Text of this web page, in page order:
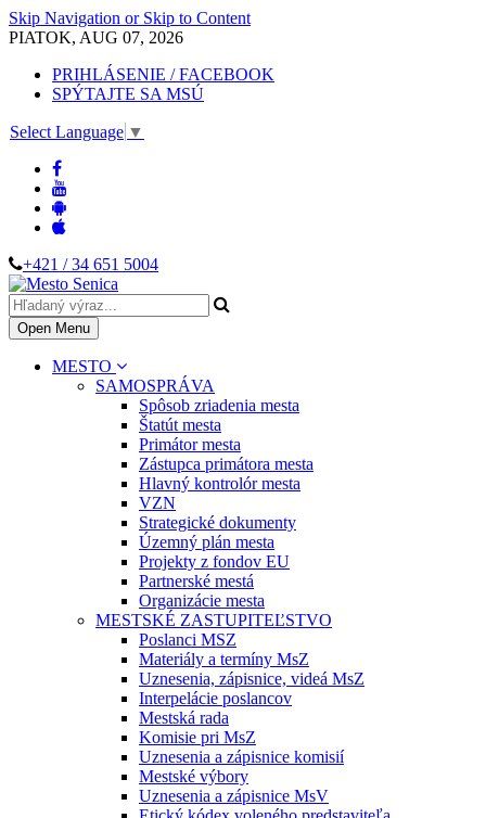
Skip Navigation or Skip to Content
PIATOK, AUG 07, 2026
PRIHLÁSENIE / FACEBOOK
SPÝTAJTE SA MSÚ
Select Language ▼
+421 / 34 651 5004
Open Menu
MESTO
SAMOSPRÁVA
Spôsob zriadenia mesta
Štatút mesta
Primátor mesta
Zástupca primátora mesta
Hlavný kontrolór mesta
VZN
Strategické dokumenty
Územný plán mesta
Projekty z fondov EU
Partnerské mestá
Organizácie mesta
MESTSKÉ ZASTUPITEĽSTVO
Poslanci MSZ
Materiály a termíny MsZ
Uznesenia, zápisnice, videá MsZ
Interpelácie poslancov
Mestská rada
Komisie pri MsZ
Uznesenia a zápisnice komisií
Mestské výbory
Uznesenia a zápisnice MsV